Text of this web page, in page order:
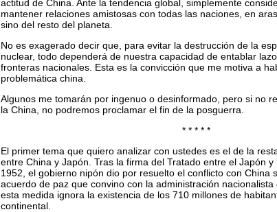
actitud de China. Ante la tendencia global, simplemente
mantener relaciones amistosas con todas las naciones, en
sino del resto del planeta.
No es exagerado decir que, para evitar la destrucción de la
nuclear, todo dependerá de nuestra capacidad de entablar
fronteras nacionales. Esta es la convicción que me motiva a
problemática china.
Algunos me tomarán por ingenuo o desinformado, pero si no
la China, no podremos proclamar el fin de la posguerra.
* * * * *
El primer tema que quiero analizar con ustedes es el de la
entre China y Japón. Tras la firma del Tratado entre el Japón
1952, el gobierno nipón dio por resuelto el conflicto con China
acuerdo de paz que convino con la administración nacionalista
esta medida ignora la existencia de los 710 millones de
continental.